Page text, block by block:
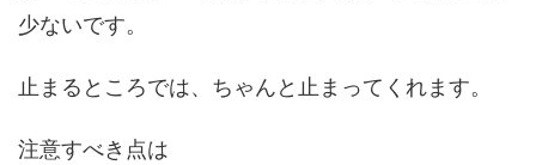
少ないです。
止まるところでは、ちゃんと止まってくれます。
注意すべき点は